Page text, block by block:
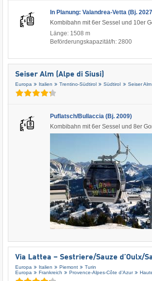
In Planung: Valandrea-Vetta (Bj.
Kombibahn mit 6er Sessel und 10er
Länge: 1508 m
Beförderungskapazität/h: 2800
Seiser Alm (Alpe di Siusi)
Europa Italien Trentino-Südtirol Südtirol Seiser Alm
Puflatsch/Bullaccia (Bj. 2009)
Kombibahn mit 6er Sessel und 8er
Via Lattea – Sestriere/​Sauze d’Oulx/​
Europa Italien Piemont
Turin
Europa
Frankreich Provence-Alpes-Côte d’Azur